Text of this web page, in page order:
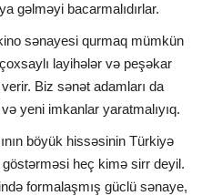
gəlməyi bacarmalıdırlar.
sənayesi qurmaq mümkün
layihələr və peşəkar
Biz sənət adamları da
yeni imkanlar yaratmalıyıq.
böyük hissəsinin Türkiyə
heç kimə sirr deyil.
formalaşmış güclü sənaye,